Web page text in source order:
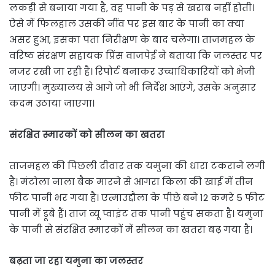
लकड़ी से बनाया गया है, वह पानी के पड़ से खराब नहीं होती।
ऐसे में फिलहाल उसकी नींव पर इस बार के पानी का क्या
असर हुआ, इसका पता निरीक्षण के बाद चलेगा। ताजमहल के
वरिष्ठ संरक्षण सहायक प्रिंस वाजपेई ने बताया कि जलस्तर पर
नजर रखी जा रही है। रिपोर्ट बनाकर उच्चाधिकारियों को भेजी
जाएगी। मुख्यालय से आगे जो भी निर्देश आएंगे, उसके अनुसार
कदम उठाया जाएगा।
संरक्षित स्मारकों को सीलन का खतरा
ताजमहल की पिछली दीवार तक यमुना की धारा टकराने लगी
है। मंटोला नाला बैक मारने से आगरा किला की खाई में तीन
फीट पानी भर गया है। एत्माउद्दौला के पीछे बने 12 कमरे 5 फीट
पानी में डूबे हैं। ताज व्यू प्वाइंट तक पानी पहुंच सकता है। यमुना
के पानी से संरक्षित स्मारकों में सीलन का खतरा बढ़ गया है।
बढ़ता जा रहा यमुना का जलस्तर